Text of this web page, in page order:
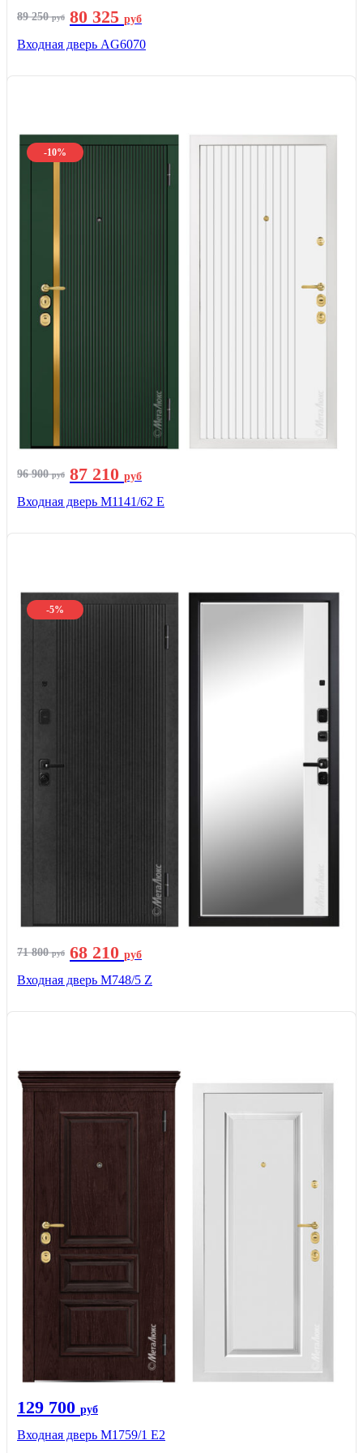
89 250руб 80 325 руб
Входная дверь AG6070
-10%
96 900руб 87 210 руб
Входная дверь М1141/62 Е
-5%
71 800руб 68 210 руб
Входная дверь М748/5 Z
129 700 руб
Входная дверь М1759/1 Е2